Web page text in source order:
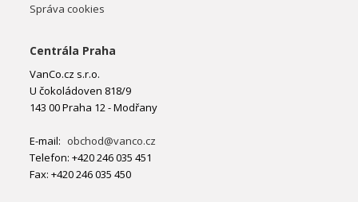
Správa cookies
Centrála Praha
VanCo.cz s.r.o.
U čokoládoven 818/9
143 00 Praha 12 - Modřany
E-mail: obchod@vanco.cz
Telefon: +420 246 035 451
Fax: +420 246 035 450